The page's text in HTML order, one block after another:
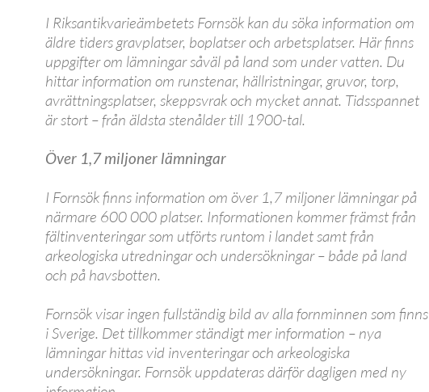
I Riksantikvarieämbetets Fornsök kan du söka information om
äldre tiders gravplatser, boplatser och arbetsplatser. Här finns
uppgifter om lämningar såväl på land som under vatten. Du
hittar information om runstenar, hällristningar, gruvor, torp,
avrättningsplatser, skeppsvrak och mycket annat. Tidsspannet
är stort – från äldsta stenålder till 1900-tal.
Över 1,7 miljoner lämningar
I Fornsök finns information om över 1,7 miljoner lämningar på
närmare 600 000 platser. Informationen kommer främst från
fältinventeringar som utförts runtom i landet samt från
arkeologiska utredningar och undersökningar – både på land
och på havsbotten.
Fornsök visar ingen fullständig bild av alla fornminnen som finns
i Sverige. Det tillkommer ständigt mer information – nya
lämningar hittas vid inventeringar och arkeologiska
undersökningar. Fornsök uppdateras därför dagligen med ny